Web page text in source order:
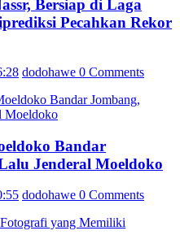
Bersiap di Laga
Pecahkan Rekor
dodohawe 0 Comments
Bandar
Jenderal Moeldoko
dodohawe 0 Comments